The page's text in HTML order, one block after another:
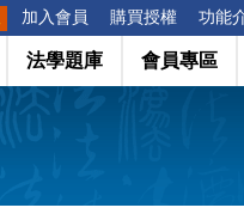
加入會員 購買授權 功能
法學題庫 會員專區